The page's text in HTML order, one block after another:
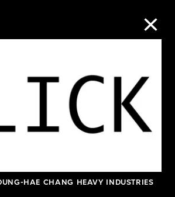
HAE CHANG HEAVY INDUSTRIES
搜索